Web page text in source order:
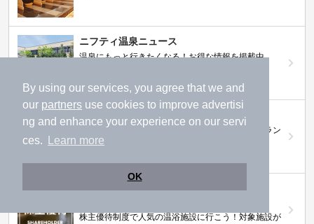
By using our services, you agree that we and
our partners use cookies to improve advertisi
ng and enhance your experience on our servi
ces.
Learn more
OK
ニフティ温泉ニュース
温泉にもっと行きたくなる！お得な情報を掲載中
ニフティ温泉 おふろパス
温浴施設をお得に楽しめるサブスクリプションプラン
【ニフティライフスタイル株主優待のご案
株主優待制度で人気の温浴施設に行こう！対象施設が